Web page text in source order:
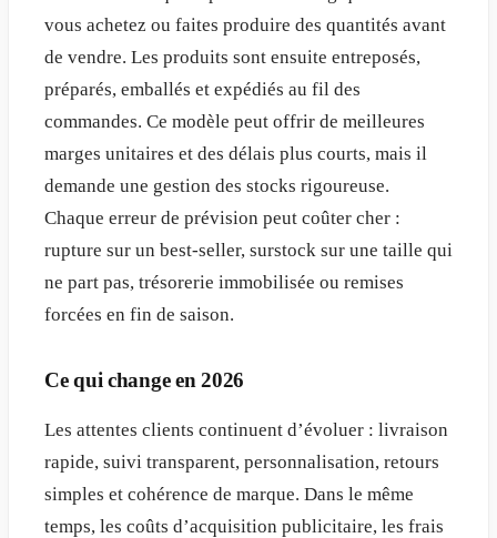
vous achetez ou faites produire des quantités avant
de vendre. Les produits sont ensuite entreposés,
préparés, emballés et expédiés au fil des
commandes. Ce modèle peut offrir de meilleures
marges unitaires et des délais plus courts, mais il
demande une gestion des stocks rigoureuse.
Chaque erreur de prévision peut coûter cher :
rupture sur un best-seller, surstock sur une taille qui
ne part pas, trésorerie immobilisée ou remises
forcées en fin de saison.
Ce qui change en 2026
Les attentes clients continuent d’évoluer : livraison
rapide, suivi transparent, personnalisation, retours
simples et cohérence de marque. Dans le même
temps, les coûts d’acquisition publicitaire, les frais